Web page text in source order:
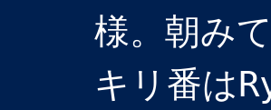
様。朝み
キリ番は